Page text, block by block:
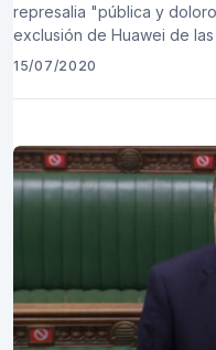
represalia "pública y
exclusión de Huawei de
15/07/2020